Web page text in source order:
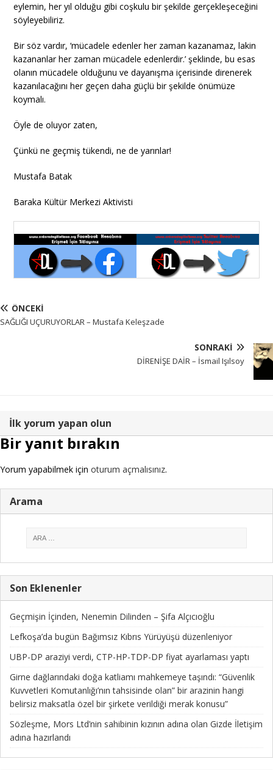
eylemin, her yıl olduğu gibi coşkulu bir şekilde gerçekleşeceğini
söyleyebiliriz.
Bir söz vardır, ‘mücadele edenler her zaman kazanamaz, lakin
kazananlar her zaman mücadele edenlerdir.’ şeklinde, bu esas
olanın mücadele olduğunu ve dayanışma içerisinde direnerek
kazanılacağını her geçen daha güçlü bir şekilde önümüze
koymalı.
Öyle de oluyor zaten,
Çünkü ne geçmiş tükendi, ne de yarınlar!
Mustafa Batak
Baraka Kültür Merkezi Aktivisti
ÖNCEKI
SAĞLIĞI UÇURUYORLAR – Mustafa Keleşzade
SONRAKI
DİRENİŞE DAİR – İsmail Işılsoy
İlk yorum yapan olun
Bir yanıt bırakın
Yorum yapabilmek için oturum açmalısınız.
Arama
Son Eklenenler
Geçmişin İçinden, Nenemin Dilinden – Şifa Alçıcıoğlu
Lefkoşa’da bugün Bağımsız Kıbrıs Yürüyüşü düzenleniyor
UBP-DP araziyi verdi, CTP-HP-TDP-DP fiyat ayarlaması yaptı
Girne dağlarındaki doğa katliamı mahkemeye taşındı: “Güvenlik
Kuvvetleri Komutanlığı’nın tahsisinde olan” bir arazinin hangi
belirsiz maksatla özel bir şirkete verildiği merak konusu”
Sözleşme, Mors Ltd’nin sahibinin kızının adına olan Gizde İletişim
adına hazırlandı